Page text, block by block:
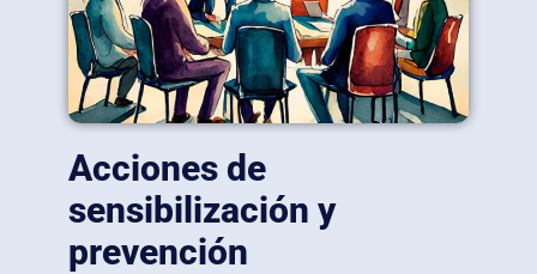
Acciones de
sensibilización y
prevención